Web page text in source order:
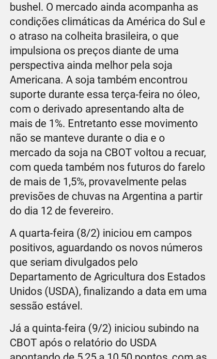
bushel. O mercado ainda acompanha as
condições climáticas da América do Sul e
o atraso na colheita brasileira, o que
impulsiona os preços diante de uma
perspectiva ainda melhor pela soja
Americana. A soja também encontrou
suporte durante essa terça-feira no óleo,
com o derivado apresentando alta de
mais de 1%. Entretanto esse movimento
não se manteve durante o dia e o
mercado da soja na CBOT voltou a recuar,
com queda também nos futuros do farelo
de mais de 1,5%, provavelmente pelas
previsões de chuvas na Argentina a partir
do dia 12 de fevereiro.
A quarta-feira (8/2) iniciou em campos
positivos, aguardando os novos números
que seriam divulgados pelo
Departamento de Agricultura dos Estados
Unidos (USDA), finalizando a data em uma
sessão estável.
Já a quinta-feira (9/2) iniciou subindo na
CBOT após o relatório do USDA